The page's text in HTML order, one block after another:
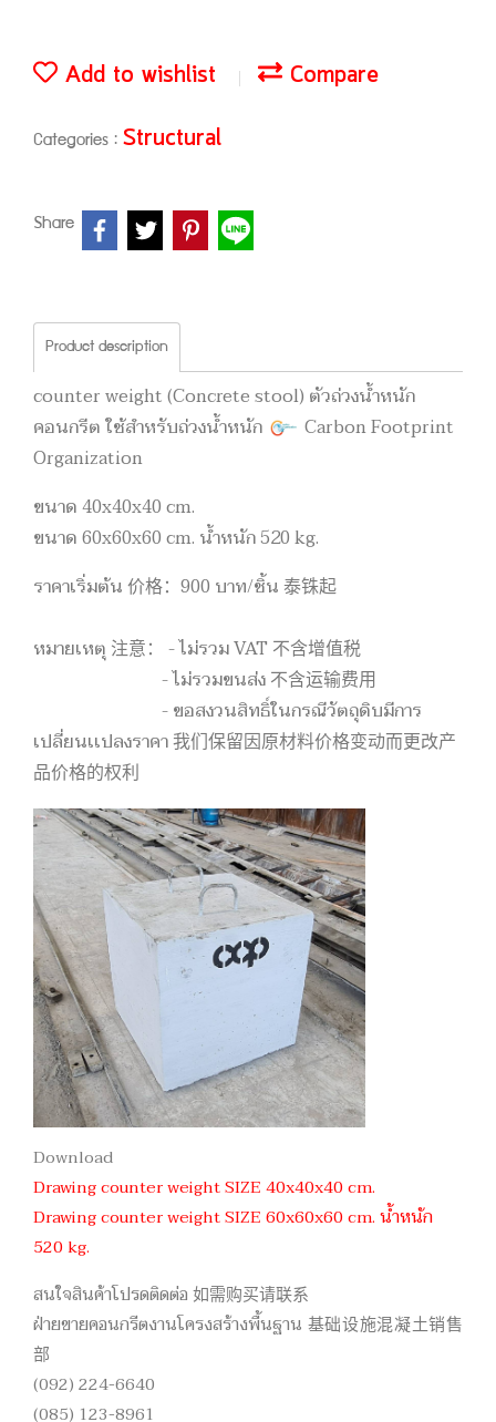
Add to wishlist Compare
Categories : Structural
Share
Product description
counter weight (Concrete stool) ตัวถ่วงน้ำหนัก
คอนกรีต ใช้สำหรับถ่วงน้ำหนัก
Carbon Footprint
Organization
ขนาด 40x40x40 cm.
ขนาด 60x60x60 cm. น้ำหนัก 520 kg.
ราคาเริ่มต้น 价格：900 บาท/ชิ้น 泰铢起
หมายเหตุ 注意： - ไม่รวม VAT 不含增值税
- ไม่รวมขนส่ง 不含运输费用
- ขอสงวนสิทธิ์ในกรณีวัตถุดิบมีการ
เปลี่ยนเเปลงราคา 我们保留因原材料价格变动而更改产
品价格的权利
Download
Drawing counter weight SIZE 40x40x40 cm.
Drawing counter weight SIZE 60x60x60 cm. น้ำหนัก
520 kg.
สนใจสินค้าโปรดติดต่อ 如需购买请联系
ฝ่ายขายคอนกรีตงานโครงสร้างพื้นฐาน 基础设施混凝土销售
部
(092) 224-6640
(085) 123-8961